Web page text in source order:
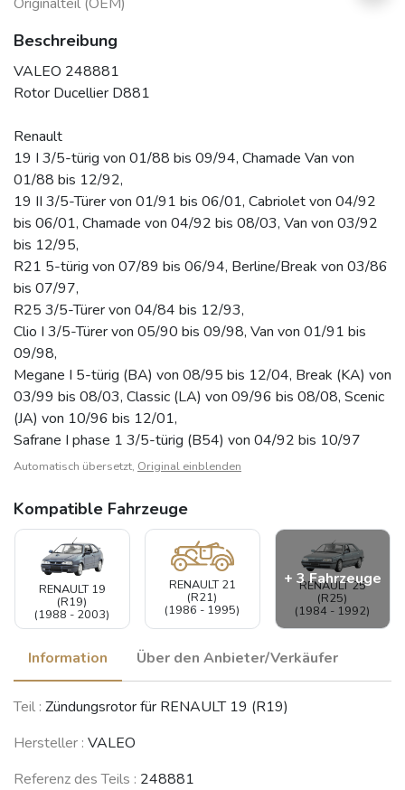
Beschreibung
VALEO 248881
Rotor Ducellier D881
Renault
19 I 3/5-türig von 01/88 bis 09/94, Chamade Van von
01/88 bis 12/92,
19 II 3/5-Türer von 01/91 bis 06/01, Cabriolet von 04/92
bis 06/01, Chamade von 04/92 bis 08/03, Van von 03/92
bis 12/95,
R21 5-türig von 07/89 bis 06/94, Berline/Break von 03/86
bis 07/97,
R25 3/5-Türer von 04/84 bis 12/93,
Clio I 3/5-Türer von 05/90 bis 09/98, Van von 01/91 bis
09/98,
Megane I 5-türig (BA) von 08/95 bis 12/04, Break (KA) von
03/99 bis 08/03, Classic (LA) von 09/96 bis 08/08, Scenic
(JA) von 10/96 bis 12/01,
Safrane I phase 1 3/5-türig (B54) von 04/92 bis 10/97
Automatisch übersetzt, Original einblenden
Kompatible Fahrzeuge
RENAULT 19
(R19)
(1988 - 2003)
RENAULT 21
(R21)
(1986 - 1995)
RENAULT 25
(R25)
(1984 - 1992)
+ 3 Fahrzeuge
RENAULT Clio
RENAULT
Mégane
Information Über den Anbieter/Verkäufer
Teil : Zündungsrotor für RENAULT 19 (R19)
Hersteller : VALEO
Referenz des Teils : 248881